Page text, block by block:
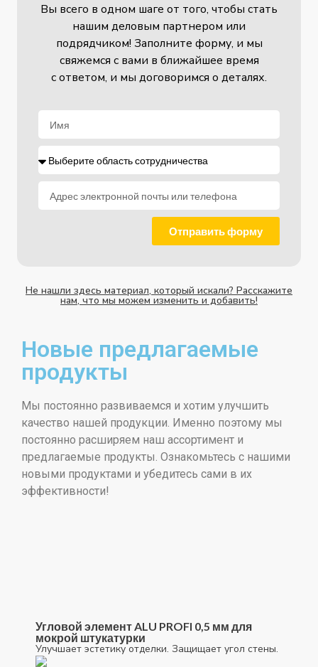
Вы всего в одном шаге от того, чтобы стать
нашим деловым партнером или
подрядчиком! Заполните форму, и мы
свяжемся с вами в ближайшее время
с ответом, и мы договоримся о деталях.
Отправить форму
Не нашли здесь материал, который искали? Расскажите
нам, что мы можем изменить и добавить!
Новые предлагаемые
продукты
Мы постоянно развиваемся и хотим улучшить
качество нашей продукции. Именно поэтому мы
постоянно расширяем наш ассортимент и
предлагаемые продукты. Ознакомьтесь с нашими
новыми продуктами и убедитесь сами в их
эффективности!
Угловой элемент ALU PROFI 0,5 мм для
мокрой штукатурки
Улучшает эстетику отделки. Защищает угол стены.